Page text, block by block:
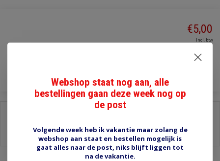
€5,00
Incl. btw
Stel een vraag over dit product
Webshop staat nog aan, alle
bestellingen gaan deze week nog op
de post
Volgende week heb ik vakantie maar zolang de
webshop aan staat en bestellen mogelijk is
gaat alles naar de post, niks blijft liggen tot
na de vakantie.